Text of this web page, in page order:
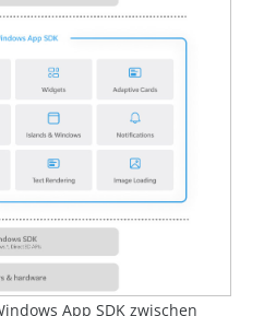
App SDK zwischen